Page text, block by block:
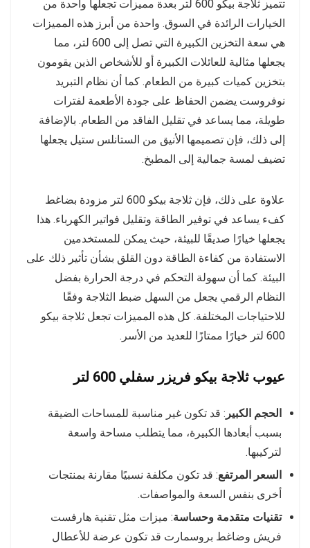
تتميز ثلاجة بيكو 600 لتر بعدة مميزات تجعلها واحدة من
الخيارات الرائدة في السوق. واحدة من أبرز هذه المميزات
هي سعة التخزين الكبيرة التي تصل إلى 600 لتر، مما
يجعلها مثالية للعائلات الكبيرة أو للأشخاص الذين يقومون
بتخزين كميات كبيرة من الطعام. كما أن نظام التبريد
نوفروست يضمن الحفاظ على جودة الأطعمة لفترات
طويلة، مما يساعد في تقليل الفاقد من الطعام. بالإضافة
إلى ذلك، فإن تصميمها الأنيق من الستانلس ستيل يجعلها
تضيف لمسة جمالية إلى المطبخ.
علاوة على ذلك، فإن ثلاجة بيكو 600 لتر مزودة بضاغط
كفء يساعد في توفير الطاقة وتقليل فواتير الكهرباء. هذا
يجعلها خيارًا صديقًا للبيئة، حيث يمكن للمستخدمين
الاستفادة من كفاءة الطاقة دون القلق بشأن تأثير ذلك على
البيئة. كما أن سهولة التحكم في درجة الحرارة بفضل
النظام الرقمي يجعل من السهل ضبط الثلاجة وفقًا
للاحتياجات المختلفة. كل هذه المميزات تجعل ثلاجة بيكو
600 لتر خيارًا ممتازًا للعديد من الأسر.
عيوب ثلاجة بيكو فريزر سفلي 600 لتر
الحجم الكبير : قد تكون غير مناسبة للمساحات الضيقة
بسبب أبعادها الكبيرة، مما يتطلب مساحة واسعة
لتركيبها.
السعر المرتفع: قد تكون مكلفة نسبيًا مقارنة بمنتجات
أخرى بنفس السعة والمواصفات.
تقنيات متقدمة وحساسة: ميزات مثل تقنية هارفست
فريش وضاغط بروسمارت قد تكون عرضة للأعطال